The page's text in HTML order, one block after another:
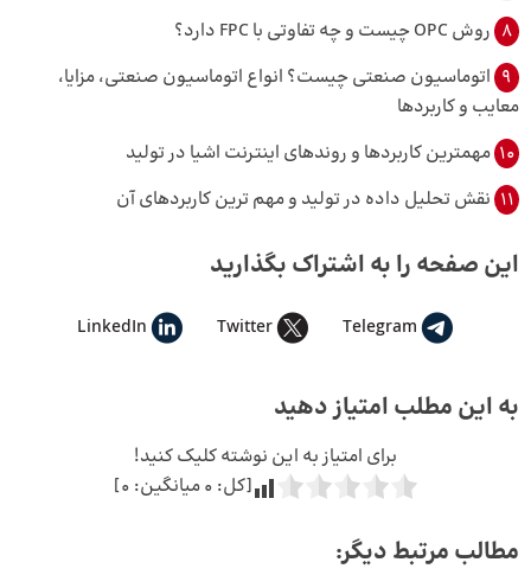
8 روش OPC چیست و چه تفاوتی با FPC دارد؟
9 اتوماسیون صنعتی چیست؟ انواع اتوماسیون صنعتی، مزایا،
معایب و کاربردها
10 مهمترین کاربردها و روندهای اینترنت اشیا در تولید
11 نقش تحلیل داده در تولید و مهم ترین کاربردهای آن
این صفحه را به اشتراک بگذارید
Telegram
Twitter
LinkedIn
به این مطلب امتیاز دهید
برای امتیاز به این نوشته کلیک کنید!
[کل: 0میانگین: 0
]
مطالب مرتبط دیگر: